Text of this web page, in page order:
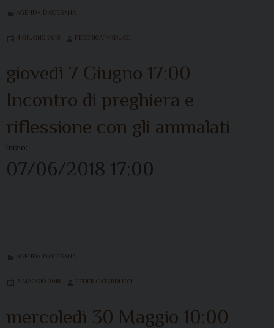
AGENDA DIOCESANA
4 GIUGNO 2018 FEDERICATARDUCCI
giovedì 7 Giugno 17:00
Incontro di preghiera e
riflessione con gli ammalati
Inizio:
07/06/2018 17:00
AGENDA DIOCESANA
2 MAGGIO 2018 FEDERICATARDUCCI
mercoledì 30 Maggio 10:00